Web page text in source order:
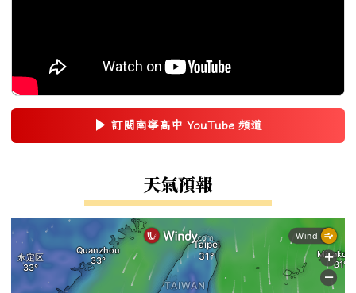
▶ 訂閱南寧高中 YouTube 頻道
(另開新視窗)
天氣預報